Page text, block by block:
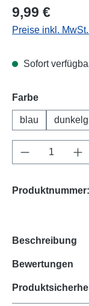
Regulärer Preis:
9,99 €
Preise inkl.
Sofort
Farbe
blau
Produkt
Produktnummer:
Beschreibung
Bewertungen